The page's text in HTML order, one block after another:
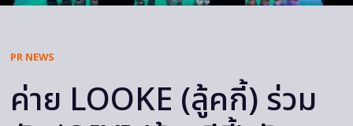
PR NEWS
ค่าย LOOKE (ลู้คกี้) ร่วม